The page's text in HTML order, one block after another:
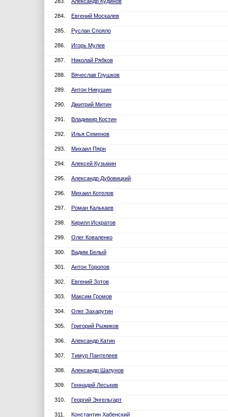
284. Евгений Москалев
285. Руслан Спояло
286. Игорь Мулев
287. Николай Рябков
288. Вячеслав Глушков
289. Антон Никушин
290. Дмитрий Митин
291. Владимир Костин
292. Илья Семенов
293. Михаил Пярн
294. Алексей Кузьмин
295. Александр Дубовицкий
296. Михаил Котелов
297. Роман Калькаев
298. Кирилл Искратов
299. Олег Коваленко
300. Вадим Белый
301. Антон Торопов
302. Евгений Зотов
303. Максим Громов
304. Олег Захарутин
305. Григорий Рыжиков
306. Александр Катин
307. Тимур Пантелеев
308. Александр Шалунов
309. Геннадий Леськив
310. Георгий Энгельгарт
311. Константин Хабенский